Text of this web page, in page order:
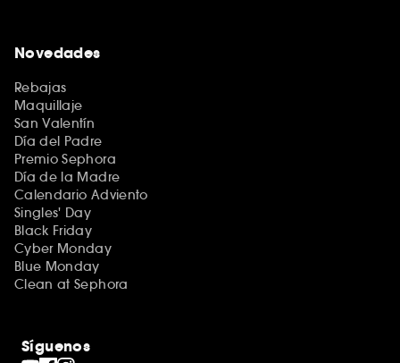
Novedades
Rebajas
Maquillaje
San Valentín
Día del Padre
Premio Sephora
Día de la Madre
Calendario Adviento
Singles' Day
Black Friday
Cyber Monday
Blue Monday
Clean at Sephora
Síguenos